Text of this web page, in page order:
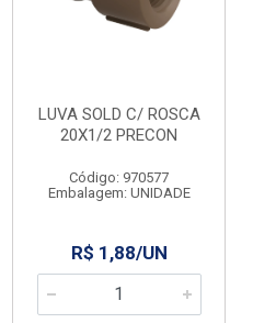
LUVA SOLD C/ ROSCA
20X1/2 PRECON
Código: 970577
Embalagem: UNIDADE
R$ 1,88/UN